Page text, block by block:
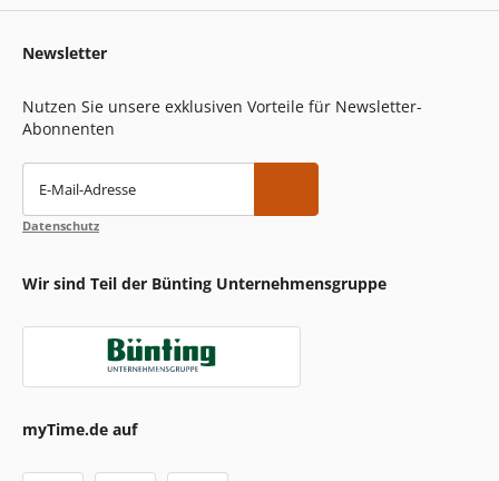
Newsletter
Nutzen Sie unsere exklusiven Vorteile für Newsletter-
Abonnenten
E-Mail-Adresse
Datenschutz
Wir sind Teil der Bünting Unternehmensgruppe
myTime.de auf